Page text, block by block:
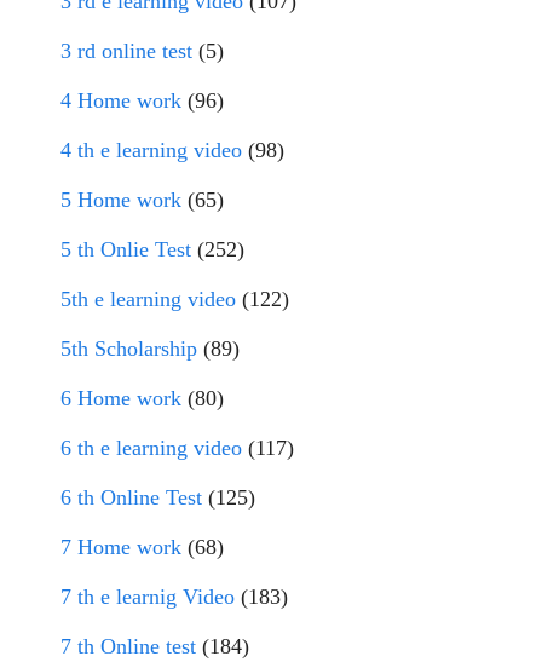
3 rd online test (5)
4 Home work (96)
4 th e learning video (98)
5 Home work (65)
5 th Onlie Test (252)
5th e learning video (122)
5th Scholarship (89)
6 Home work (80)
6 th e learning video (117)
6 th Online Test (125)
7 Home work (68)
7 th e learnig Video (183)
7 th Online test (184)